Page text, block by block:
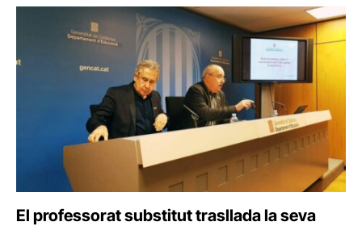
El professorat substitut trasllada la seva